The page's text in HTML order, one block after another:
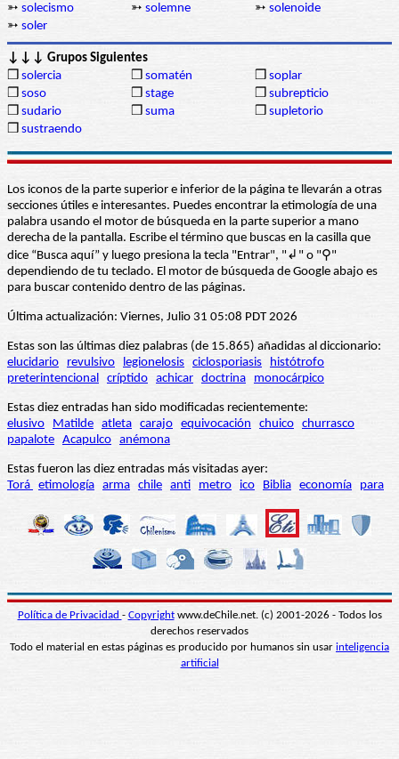
➳ solecismo ➳ solemne ➳ solenoide
➳ soler
↓↓↓ Grupos Siguientes
❒ solercia ❒ somatén ❒ soplar
❒ soso ❒ stage ❒ subrepticio
❒ sudario ❒ suma ❒ supletorio
❒ sustraendo
Los iconos de la parte superior e inferior de la página te llevarán a otras
secciones útiles e interesantes. Puedes encontrar la etimología de una
palabra usando el motor de búsqueda en la parte superior a mano
derecha de la pantalla. Escribe el término que buscas en la casilla que
dice “Busca aquí” y luego presiona la tecla "Entrar", "↲" o "⚲"
dependiendo de tu teclado. El motor de búsqueda de Google abajo es
para buscar contenido dentro de las páginas.
Última actualización: Viernes, Julio 31 05:08 PDT 2026
Estas son las últimas diez palabras (de 15.865) añadidas al diccionario:
elucidario
revulsivo legionelosis ciclosporiasis
histótrofo
preterintencional críptido achicar doctrina monocárpico
Estas diez entradas han sido modificadas recientemente:
elusivo
Matilde atleta carajo equivocación chuico churrasco
papalote Acapulco anémona
Estas fueron las diez entradas más visitadas ayer:
Torá etimología arma chile anti metro ico Biblia economía para
Política de Privacidad - Copyrightwww.deChile.net. (c) 2001-2026 - Todos los
derechos reservados
Todo el material en estas páginas es producido por humanos sin usar inteligencia
artificial